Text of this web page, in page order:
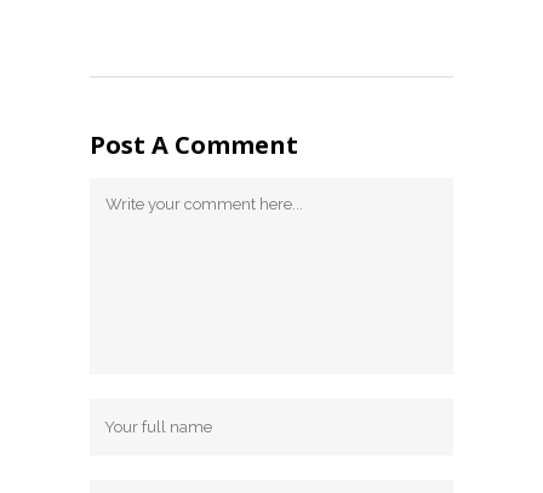
Post A Comment